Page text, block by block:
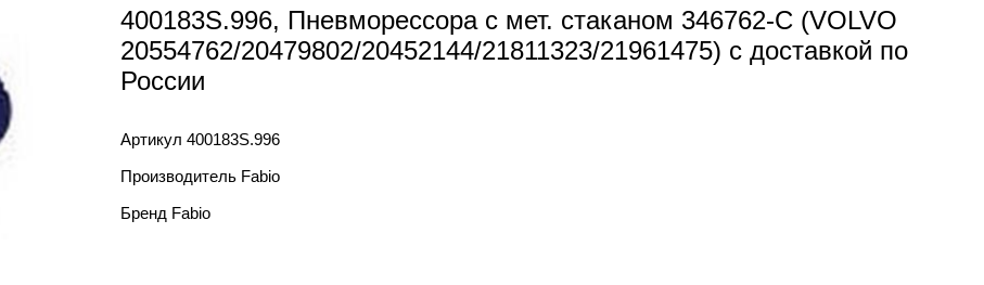
400183S.996, Пневморессора с мет. стаканом 346762-C (VOLVO
20554762/20479802/20452144/21811323/21961475) с доставкой по
России
Артикул 400183S.996
Производитель Fabio
Бренд Fabio